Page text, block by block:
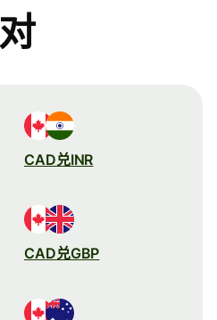
对
CAD兑INR
CAD兑GBP